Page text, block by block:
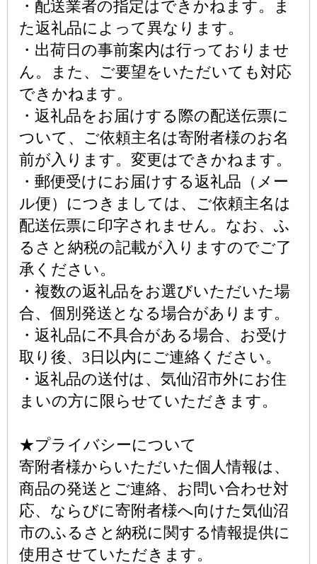
・配送業者の指定はできかねます。ま
た返礼品によって異なります。
・出荷日の事前案内は行っておりませ
ん。また、ご要望をいただいても対応
できかねます。
・返礼品をお届けする際の配送伝票に
ついて、ご依頼主名は寄附者様のお名
前が入ります。変更はできかねます。
・郵便受けにお届けする返礼品（メー
ル便）につきましては、ご依頼主名は
配送伝票に印字されません。なお、ふ
るさと納税の記載が入りますのでご了
承ください。
・複数の返礼品をお選びいただいた場
合、個別発送となる場合があります。
・返礼品に不具合がある場合、お受け
取り後、3日以内にご連絡ください。
・返礼品の送付は、気仙沼市外にお住
まいの方に限らせていただきます。
★プライバシーについて
寄附者様からいただいた個人情報は、
商品の発送とご連絡、お問い合わせ対
応、ならびに寄附者様へ向けた気仙沼
市のふるさと納税に関する情報提供に
使用させていただきます。